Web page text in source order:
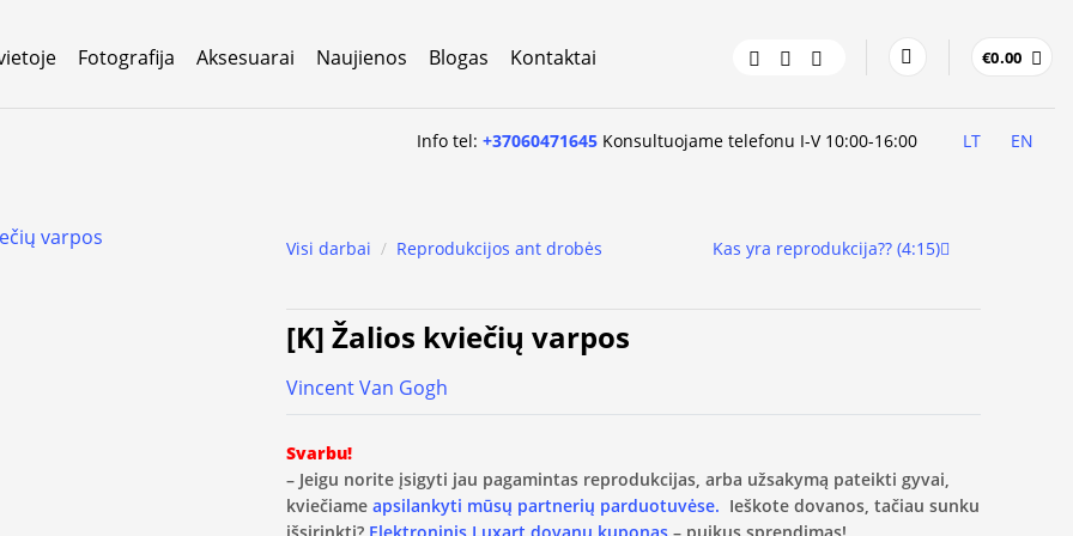
Fotografija Aksesuarai Naujienos Blogas Kontaktai €0.00
Info tel:+37060471645 Konsultuojame telefonu I-V 10:00-16:00 LT EN
Visi darbai / Reprodukcijos ant drobės Kas yra reprodukcija?? (4:15)
[K] Žalios kviečių varpos
Vincent Van Gogh
Svarbu!
– Jeigu norite įsigyti jau pagamintas reprodukcijas, arba užsakymą pateikti gyvai,
kviečiame apsilankyti mūsų partnerių parduotuvėse. Ieškote dovanos, tačiau sunku